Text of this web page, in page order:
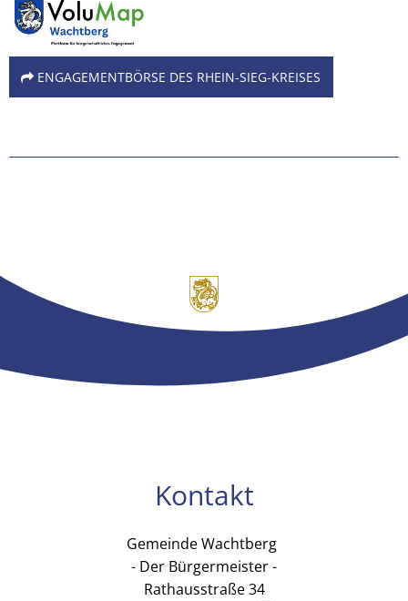
ENGAGEMENTBÖRSE DES RHEIN-SIEG-KREISES
Kontakt
Gemeinde Wachtberg
- Der Bürgermeister -
Rathausstraße 34